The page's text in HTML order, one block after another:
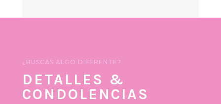
¿BUSCAS ALGO DIFERENTE?
DETALLES &
CONDOLENCIAS